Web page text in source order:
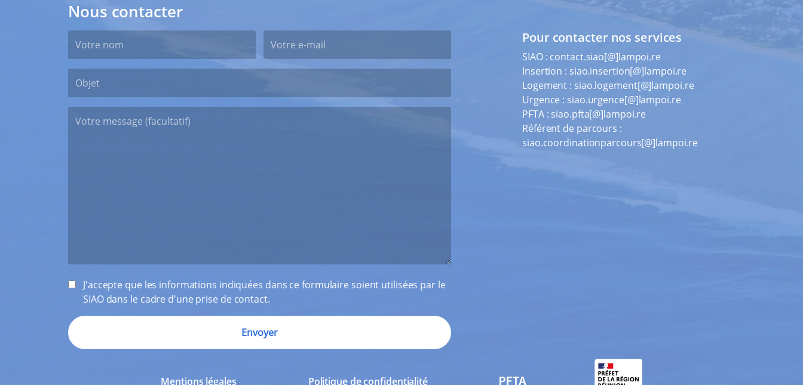
Nous contacter
J'accepte que les informations indiquées dans ce formulaire soient utilisées par le
SIAO dans le cadre d'une prise de contact.
Pour contacter nos services
SIAO : contact.siao[@]lampoi.re
Insertion : siao.insertion[@]lampoi.re
Logement : siao.logement[@]lampoi.re
Urgence : siao.urgence[@]lampoi.re
PFTA : siao.pfta[@]lampoi.re
Référent de parcours :
siao.coordinationparcours[@]lampoi.re
Mentions légales Politique de confidentialité PFTA